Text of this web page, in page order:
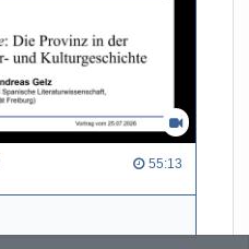
55:13